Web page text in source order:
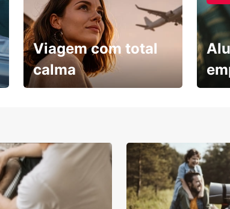
Viagem com total
calma